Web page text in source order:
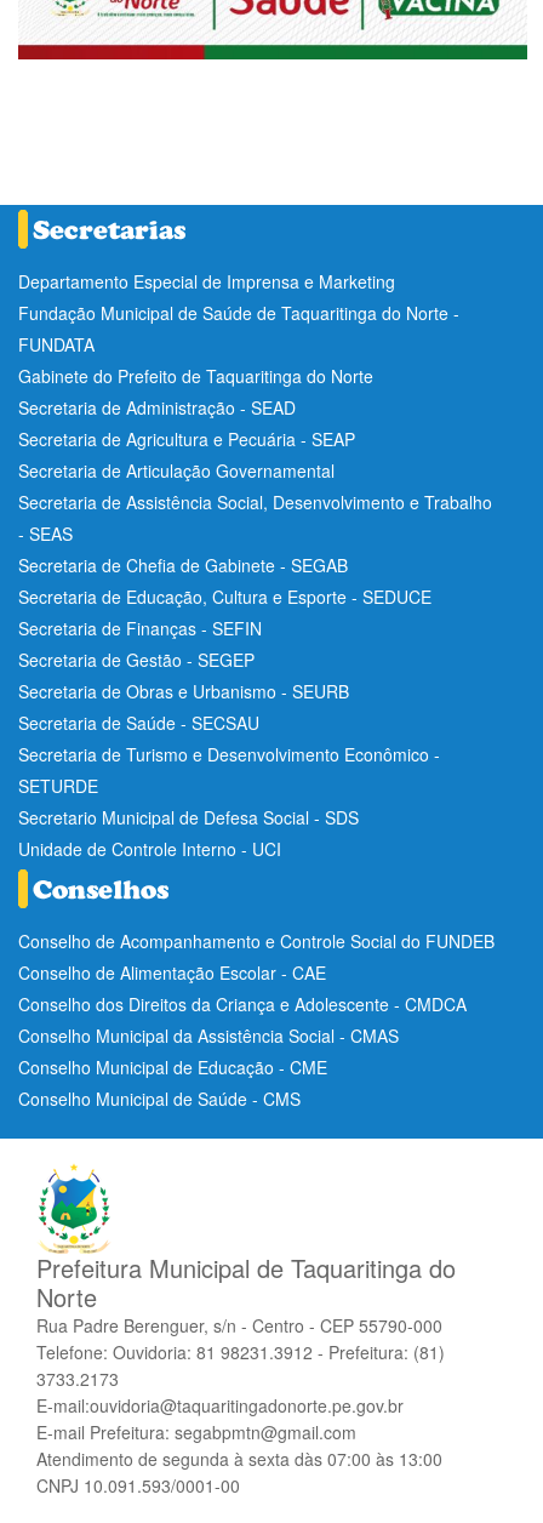
Departamento Especial de Imprensa e Marketing
Fundação Municipal de Saúde de Taquaritinga do Norte -
FUNDATA
Gabinete do Prefeito de Taquaritinga do Norte
Secretaria de Administração - SEAD
Secretaria de Agricultura e Pecuária - SEAP
Secretaria de Articulação Governamental
Secretaria de Assistência Social, Desenvolvimento e Trabalho
- SEAS
Secretaria de Chefia de Gabinete - SEGAB
Secretaria de Educação, Cultura e Esporte - SEDUCE
Secretaria de Finanças - SEFIN
Secretaria de Gestão - SEGEP
Secretaria de Obras e Urbanismo - SEURB
Secretaria de Saúde - SECSAU
Secretaria de Turismo e Desenvolvimento Econômico -
SETURDE
Secretario Municipal de Defesa Social - SDS
Unidade de Controle Interno - UCI
Conselho de Acompanhamento e Controle Social do FUNDEB
Conselho de Alimentação Escolar - CAE
Conselho dos Direitos da Criança e Adolescente - CMDCA
Conselho Municipal da Assistência Social - CMAS
Conselho Municipal de Educação - CME
Conselho Municipal de Saúde - CMS
Prefeitura Municipal de Taquaritinga do
Norte
Rua Padre Berenguer, s/n - Centro - CEP 55790-000
Telefone: Ouvidoria: 81 98231.3912 - Prefeitura: (81)
3733.2173
E-mail:ouvidoria@taquaritingadonorte.pe.gov.br
E-mail Prefeitura: segabpmtn@gmail.com
Atendimento de segunda à sexta dàs 07:00 às 13:00
CNPJ 10.091.593/0001-00